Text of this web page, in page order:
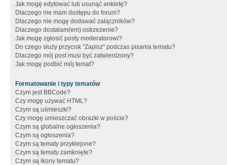
Jak mogę edytować lub usunąć ankietę?
Dlaczego nie mam dostępu do forum?
Dlaczego nie mogę dodawać załączników?
Dlaczego dostałam(em) ostrzeżenie?
Jak mogę zgłosić posty moderatorowi?
Do czego służy przycisk "Zapisz" podczas pisania tematu?
Dlaczego mój post musi być zatwierdzony?
Jak mogę podbić mój temat?
Formatowanie i typy tematów
Czym jest BBCode?
Czy mogę używać HTML?
Czym są uśmieszki?
Czy mogę umieszczać obrazki w poście?
Czym są globalne ogłoszenia?
Czym są ogłoszenia?
Czym są tematy przyklejone?
Czym są tematy zamknięte?
Czym są ikony tematu?